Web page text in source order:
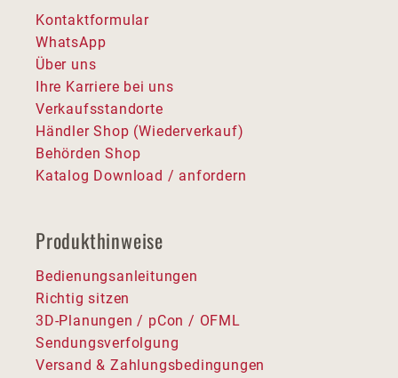
Kontaktformular
WhatsApp
Über uns
Ihre Karriere bei uns
Verkaufsstandorte
Händler Shop (Wiederverkauf)
Behörden Shop
Katalog Download / anfordern
Produkthinweise
Bedienungsanleitungen
Richtig sitzen
3D-Planungen / pCon / OFML
Sendungsverfolgung
Versand & Zahlungsbedingungen